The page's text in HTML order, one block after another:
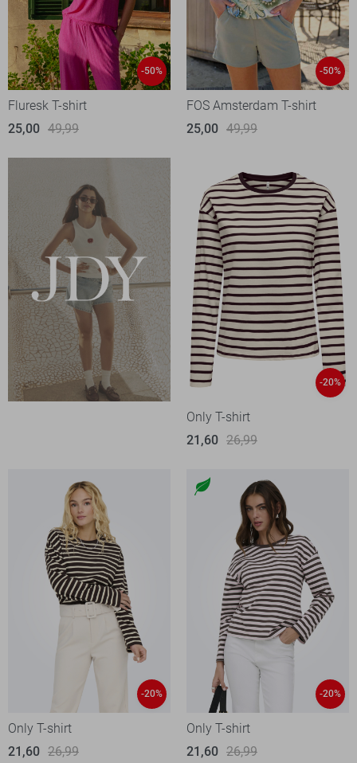
-50%
Fluresk T-shirt
25,00 49,99
-50%
FOS Amsterdam T-shirt
25,00 49,99
-20%
Only T-shirt
21,60 26,99
-20%
Only T-shirt
21,60 26,99
-20%
Only T-shirt
21,60 26,99